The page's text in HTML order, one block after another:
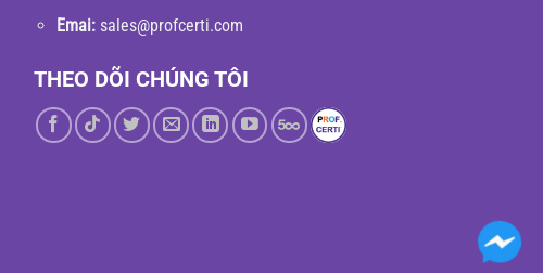
Emai: sales@profcerti.com
THEO DÕI CHÚNG TÔI